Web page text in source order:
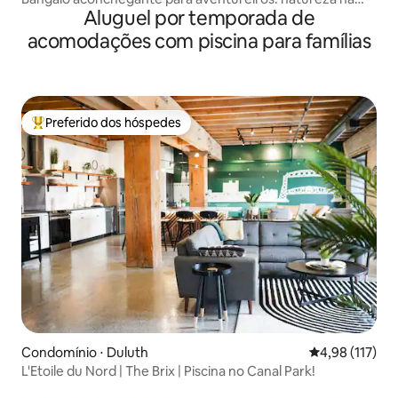
Aluguel por temporada de
acomodações com piscina para famílias
Entre os melhores preferidos dos hóspedes
Preferido dos hóspedes
Condomínio ⋅ Duluth 4,98 de uma
4,98 (117)
L'Etoile du Nord | The Brix | Piscina no Canal Park!